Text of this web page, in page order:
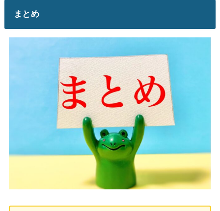
まとめ